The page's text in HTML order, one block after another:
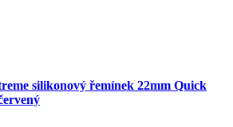
silikonový řemínek 22mm Quick